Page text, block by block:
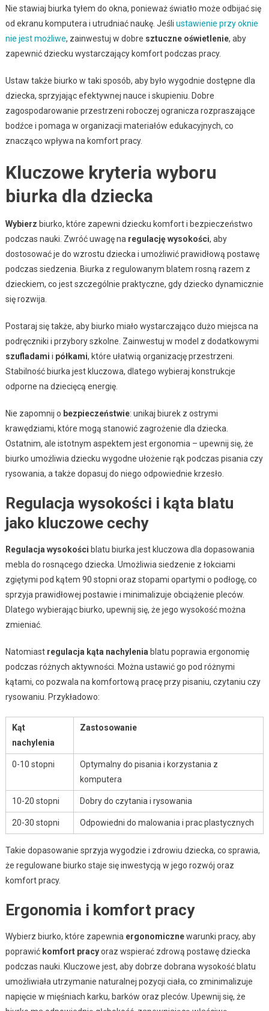
Nie stawiaj biurka tyłem do okna, ponieważ światło może odbijać się
od ekranu komputera i utrudniać naukę. Jeśli ustawienie przy oknie
nie jest możliwe, zainwestuj w dobre sztuczne oświetlenie, aby
zapewnić dziecku wystarczający komfort podczas pracy.
Ustaw także biurko w taki sposób, aby było wygodnie dostępne dla
dziecka, sprzyjając efektywnej nauce i skupieniu. Dobre
zagospodarowanie przestrzeni roboczej ogranicza rozpraszające
bodźce i pomaga w organizacji materiałów edukacyjnych, co
znacząco wpływa na komfort pracy.
Kluczowe kryteria wyboru
biurka dla dziecka
Wybierz biurko, które zapewni dziecku komfort i bezpieczeństwo
podczas nauki. Zwróć uwagę na regulację wysokości, aby
dostosować je do wzrostu dziecka i umożliwić prawidłową postawę
podczas siedzenia. Biurka z regulowanym blatem rosną razem z
dzieckiem, co jest szczególnie praktyczne, gdy dziecko dynamicznie
się rozwija.
Postaraj się także, aby biurko miało wystarczająco dużo miejsca na
podręczniki i przybory szkolne. Zainwestuj w model z dodatkowymi
szufladami i półkami, które ułatwią organizację przestrzeni.
Stabilność biurka jest kluczowa, dlatego wybieraj konstrukcje
odporne na dziecięcą energię.
Nie zapomnij o bezpieczeństwie: unikaj biurek z ostrymi
krawędziami, które mogą stanowić zagrożenie dla dziecka.
Ostatnim, ale istotnym aspektem jest ergonomia – upewnij się, że
biurko umożliwia dziecku wygodne ułożenie rąk podczas pisania czy
rysowania, a także dopasuj do niego odpowiednie krzesło.
Regulacja wysokości i kąta blatu
jako kluczowe cechy
Regulacja wysokości blatu biurka jest kluczowa dla dopasowania
mebla do rosnącego dziecka. Umożliwia siedzenie z łokciami
zgiętymi pod kątem 90 stopni oraz stopami opartymi o podłogę, co
sprzyja prawidłowej postawie i minimalizuje obciążenie pleców.
Dlatego wybierając biurko, upewnij się, że jego wysokość można
zmieniać.
Natomiast regulacja kąta nachylenia blatu poprawia ergonomię
podczas różnych aktywności. Można ustawić go pod różnymi
kątami, co pozwala na komfortową pracę przy pisaniu, czytaniu czy
rysowaniu. Przykładowo:
Kąt
nachylenia
Zastosowanie
0-10 stopni
Optymalny do pisania i korzystania z
komputera
10-20 stopni Dobry do czytania i rysowania
20-30 stopni Odpowiedni do malowania i prac plastycznych
Takie dopasowanie sprzyja wygodzie i zdrowiu dziecka, co sprawia,
że regulowane biurko staje się inwestycją w jego rozwój oraz
komfort pracy.
Ergonomia i komfort pracy
Wybierz biurko, które zapewnia ergonomicznewarunki pracy, aby
poprawić komfort pracyoraz wspierać zdrową postawę dziecka
podczas nauki. Kluczowe jest, aby dobrze dobrana wysokość blatu
umożliwiała utrzymanie naturalnej pozycji ciała, co zminimalizuje
napięcie w mięśniach karku, barków oraz pleców. Upewnij się, że